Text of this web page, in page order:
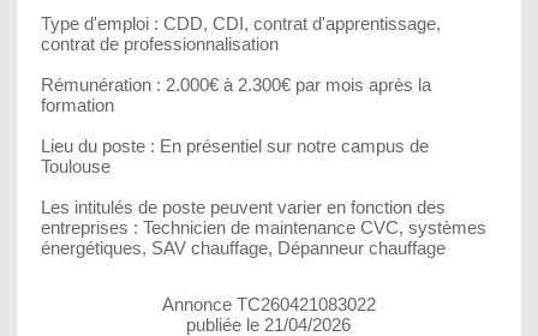
Type d'emploi : CDD, CDI, contrat d'apprentissage,
contrat de professionnalisation
Rémunération : 2.000€ à 2.300€ par mois après la
formation
Lieu du poste : En présentiel sur notre campus de
Toulouse
Les intitulés de poste peuvent varier en fonction des
entreprises : Technicien de maintenance CVC, systèmes
énergétiques, SAV chauffage, Dépanneur chauffage
Annonce TC260421083022
publiée le 21/04/2026